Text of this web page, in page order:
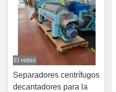
El video
Separadores centrífugos
decantadores para la